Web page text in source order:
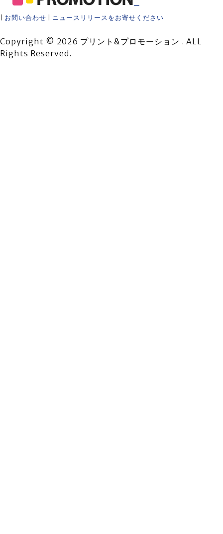
ー
お問い合わせ ニュースリリースをお寄せください
Copyright © 2026 プリント&プロモーション . ALL
Rights Reserved.